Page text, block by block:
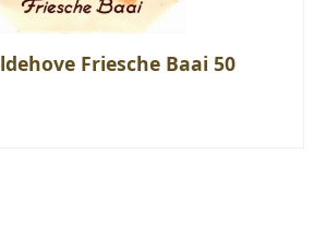
Friesche Baai 50